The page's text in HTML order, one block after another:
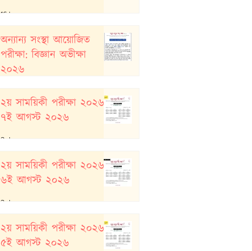
16 hours ago
অন্যান্য সংস্থা আয়োজিত
পরীক্ষা: বিজ্ঞান অভীক্ষা
২০২৬
২য় সাময়িকী পরীক্ষা ২০২৬:
৭ই আগস্ট ২০২৬
2 days ago
২য় সাময়িকী পরীক্ষা ২০২৬:
৬ই আগস্ট ২০২৬
3 days ago
২য় সাময়িকী পরীক্ষা ২০২৬:
৫ই আগস্ট ২০২৬